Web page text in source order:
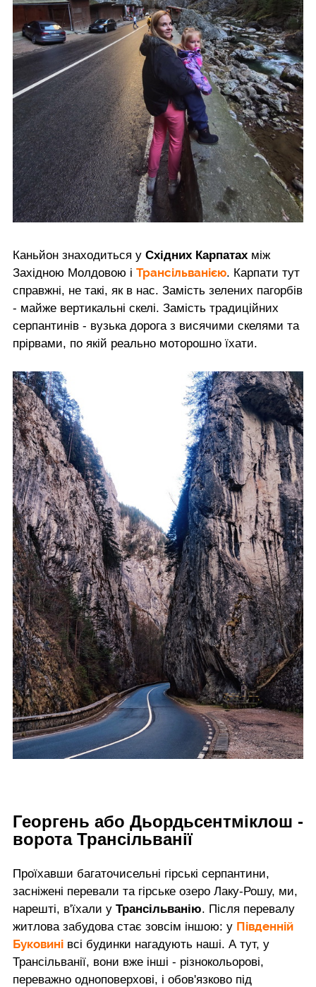
Каньйон знаходиться у Східних Карпатах між
Західною Молдовою і Трансільванією. Карпати тут
справжні, не такі, як в нас. Замість зелених пагорбів
- майже вертикальні скелі. Замість традиційних
серпантинів - вузька дорога з висячими скелями та
прірвами, по якій реально моторошно їхати.
Георгень або Дьордьсентміклош -
ворота Трансільванії
Проїхавши багаточисельні гірські серпантини,
засніжені перевали та гірське озеро Лаку-Рошу, ми,
нарешті, в'їхали у Трансільванію. Після перевалу
житлова забудова стає зовсім іншою: у Південній
Буковині всі будинки нагадують наші. А тут, у
Трансільванії, вони вже інші - різнокольорові,
переважно одноповерхові, і обов'язково під